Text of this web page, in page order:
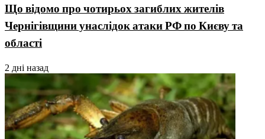
Що відомо про чотирьох загиблих жителів
Чернігівщини унаслідок атаки РФ по Києву та
області
2 дні назад